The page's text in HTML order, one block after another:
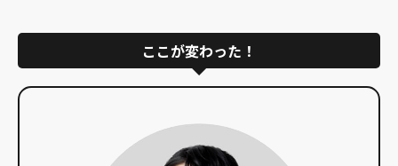
ここが変わった！